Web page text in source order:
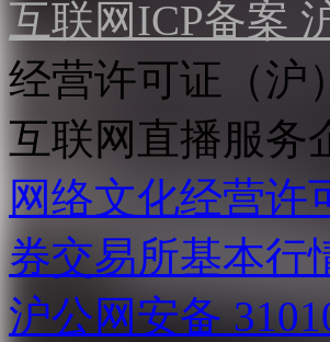
互联网ICP备案
经营许可证（沪
互联网直播服务
网络文化经营许
券交易所基本行
沪公网安备